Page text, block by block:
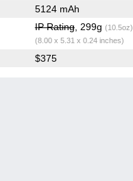
5124 mAh
IP Rating, 299g (10.5oz)
(8.00 x 5.31 x 0.24 inches)
$375